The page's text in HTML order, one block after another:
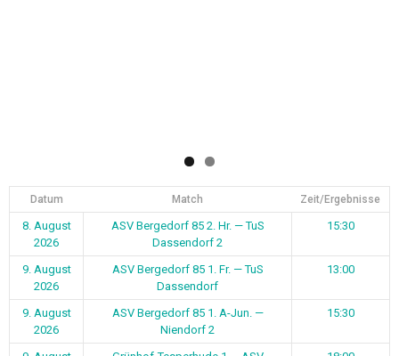
Datum Match Zeit/Ergebnisse
8. August
2026
ASV Bergedorf 85 2. Hr. — TuS
Dassendorf 2
15:30
9. August
2026
ASV Bergedorf 85 1. Fr. — TuS
Dassendorf
13:00
9. August
2026
ASV Bergedorf 85 1. A-Jun. —
Niendorf 2
15:30